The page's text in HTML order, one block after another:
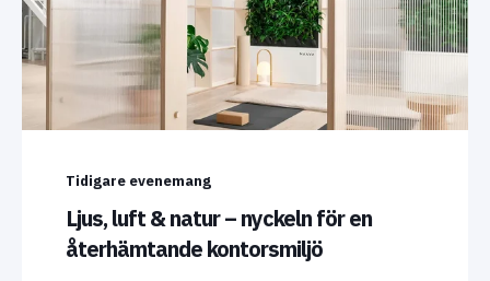
Tidigare evenemang
Ljus, luft & natur – nyckeln för en
återhämtande kontorsmiljö